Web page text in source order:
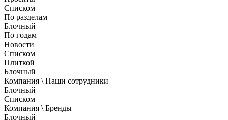
Списком
По разделам
Блочный
По годам
Новости
Списком
Плиткой
Блочный
Компания \ Наши сотрудники
Блочный
Списком
Компания \ Бренды
Блочный